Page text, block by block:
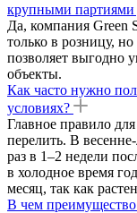
крупными партиями
Да, компания Green
только в розницу,
позволяет выгодно
объекты.
Как часто нужно
условиях?
Главное правило
перелить. В
раз в 1–2 недели
в холодное время
месяц, так как
В чем